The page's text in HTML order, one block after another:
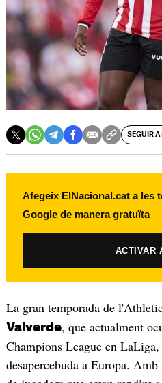
SEGUIR A
Afegeix ElNacional.cat a les
Google de manera gratuïta
ACTIVAR
La gran temporada de
Valverde, que actualment
Champions League en LaLiga,
desapercebuda a Europa.